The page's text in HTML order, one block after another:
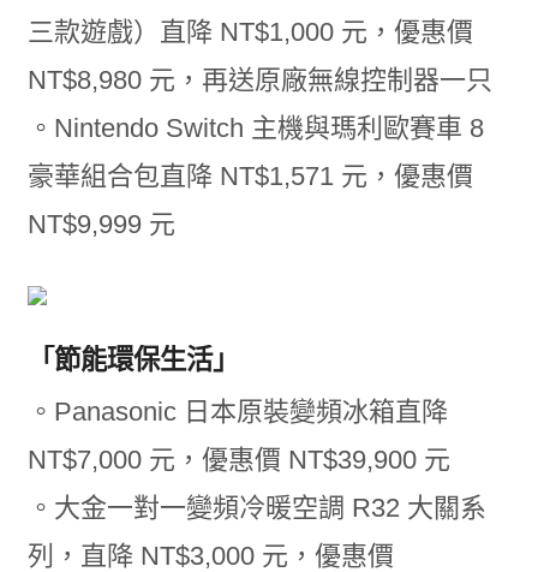
三款遊戲）直降 NT$1,000 元，優惠價
NT$8,980 元，再送原廠無線控制器一只
。Nintendo Switch 主機與瑪利歐賽車 8
豪華組合包直降 NT$1,571 元，優惠價
NT$9,999 元
「節能環保生活」
。Panasonic 日本原裝變頻冰箱直降
NT$7,000 元，優惠價 NT$39,900 元
。大金一對一變頻冷暖空調 R32 大關系
列，直降 NT$3,000 元，優惠價